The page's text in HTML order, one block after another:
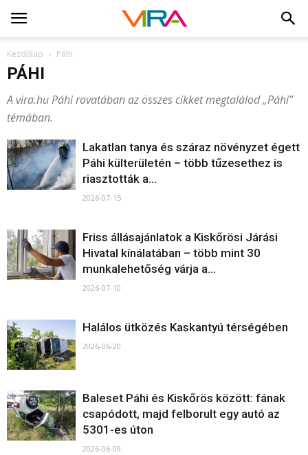
Kezdőlap Páhi
PÁHI
A vira.hu Páhi rovatában az összes cikket megtalálod „Páhi”
témában.
Lakatlan tanya és száraz növényzet égett
Páhi külterületén – több tűzesethez is
riasztották a...
2026-07-15
Friss állásajánlatok a Kiskőrösi Járási
Hivatal kínálatában – több mint 30
munkalehetőség várja a...
2026-07-10
Halálos ütközés Kaskantyú térségében
2026-06-20
Baleset Páhi és Kiskőrös között: fának
csapódott, majd felborult egy autó az
5301-es úton
2026-06-09